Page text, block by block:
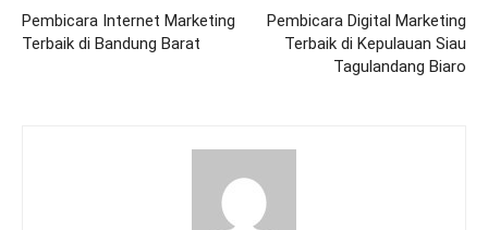
Pembicara Internet Marketing
Terbaik di Bandung Barat
Pembicara Digital Marketing
Terbaik di Kepulauan Siau
Tagulandang Biaro